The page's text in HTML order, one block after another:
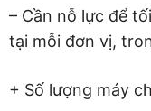
– Cần nỗ lực để
tại mỗi đơn vị,
+ Số lượng máy